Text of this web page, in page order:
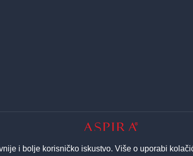
i bolje korisničko iskustvo. Više o uporabi
© 2026 ASPIRA | All Rights Reserved